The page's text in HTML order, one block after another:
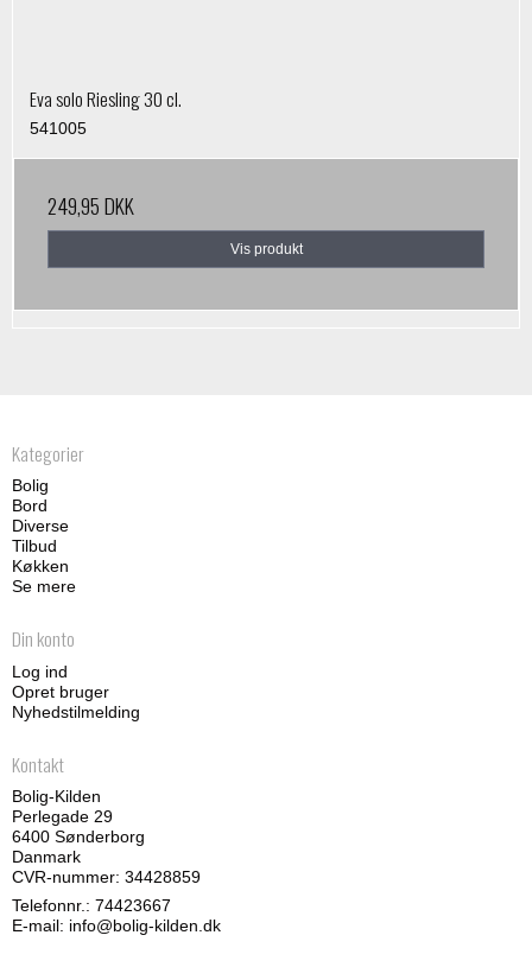
Eva solo Riesling 30 cl.
541005
249,95 DKK
Vis produkt
Kategorier
Bolig
Bord
Diverse
Tilbud
Køkken
Se mere
Din konto
Log ind
Opret bruger
Nyhedstilmelding
Kontakt
Bolig-Kilden
Perlegade 29
6400 Sønderborg
Danmark
CVR-nummer: 34428859
Telefonnr.: 74423667
E-mail: info@bolig-kilden.dk